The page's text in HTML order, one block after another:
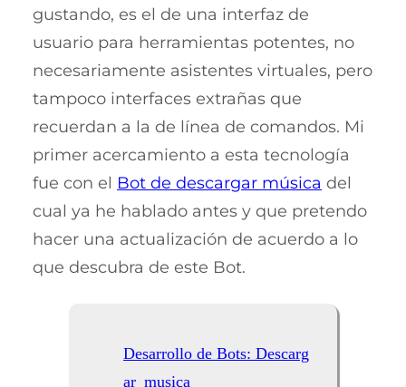
gustando, es el de una interfaz de
usuario para herramientas potentes, no
necesariamente asistentes virtuales, pero
tampoco interfaces extrañas que
recuerdan a la de línea de comandos. Mi
primer acercamiento a esta tecnología
fue con el Bot de descargar música del
cual ya he hablado antes y que pretendo
hacer una actualización de acuerdo a lo
que descubra de este Bot.
Desarrollo de Bots: Descarg
ar_musica